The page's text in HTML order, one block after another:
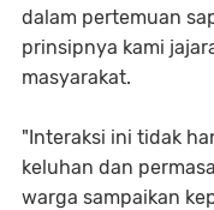
dalam pertemuan
prinsipnya kami
masyarakat.
"Interaksi ini tidak
keluhan dan
warga sampaikan